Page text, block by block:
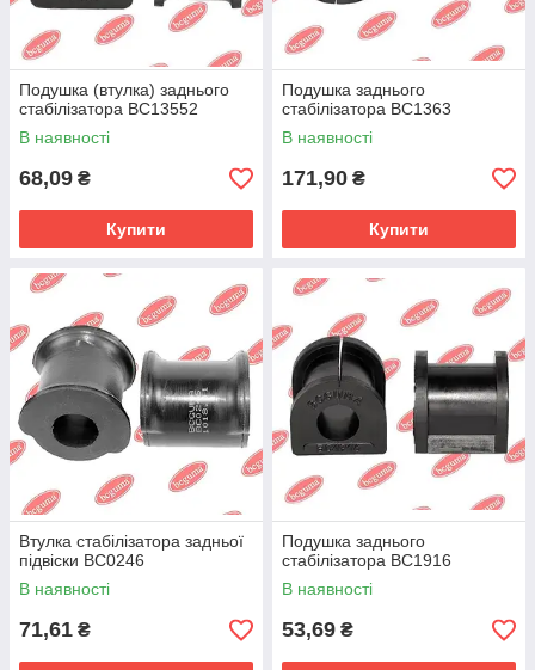
Подушка (втулка) заднього
стабілізатора BC13552
В наявності
68,09 ₴
Купити
Подушка заднього
стабілізатора BC1363
В наявності
171,90 ₴
Купити
Втулка стабілізатора задньої
підвіски BC0246
В наявності
71,61 ₴
Подушка заднього
стабілізатора BC1916
В наявності
53,69 ₴